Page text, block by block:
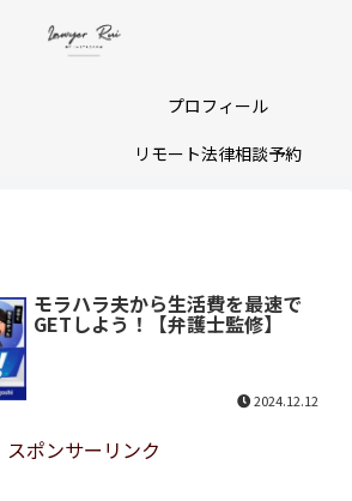
プロフィール
リモート法律相談予約
モラハラ夫から生活費を最速で
GETしよう！【弁護士監修】
2024.12.12
スポンサーリンク